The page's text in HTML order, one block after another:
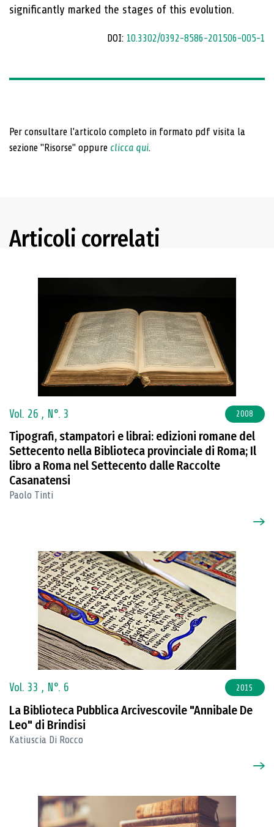
significantly marked the stages of this evolution.
DOI: 10.3302/0392-8586-201506-005-1
Per consultare l'articolo completo in formato pdf visita la
sezione "Risorse" oppure clicca qui.
Articoli correlati
Vol. 26 , N°. 3 2008
Tipografi, stampatori e librai: edizioni romane del
Settecento nella Biblioteca provinciale di Roma; Il
libro a Roma nel Settecento dalle Raccolte
Casanatensi
Paolo Tinti
Vol. 33 , N°. 6 2015
La Biblioteca Pubblica Arcivescovile "Annibale De
Leo" di Brindisi
Katiuscia Di Rocco